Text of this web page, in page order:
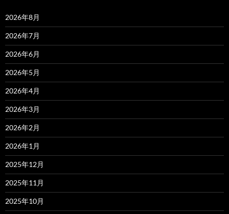
2026年8月
2026年7月
2026年6月
2026年5月
2026年4月
2026年3月
2026年2月
2026年1月
2025年12月
2025年11月
2025年10月